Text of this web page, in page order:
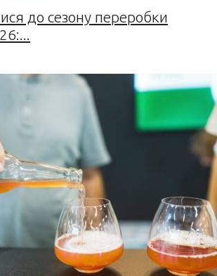
до сезону переробки